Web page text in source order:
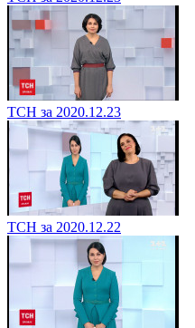
ТСН за 2020.12.23
ТСН за 2020.12.22